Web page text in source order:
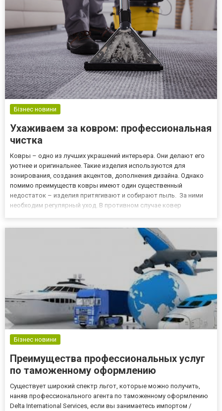
маршрутами, списком го...
Бізнес новини
Ухаживаем за ковром: профессиональная
чистка
Ковры – одно из лучших украшений интерьера. Они делают его
уютнее и оригинальнее. Такие изделия используются для
зонирования, создания акцентов, дополнения дизайна. Однако
помимо преимуществ ковры имеют один существенный
недостаток – изделия притягивают и собирают пыль. За ними
необходим регулярный уход. В противном случае ковер
Бізнес новини
Преимущества профессиональных услуг
по таможенному оформлению
Существует широкий спектр льгот, которые можно получить,
наняв профессионального агента по таможенному оформлению
Delta International Services, если вы занимаетесь импортом /